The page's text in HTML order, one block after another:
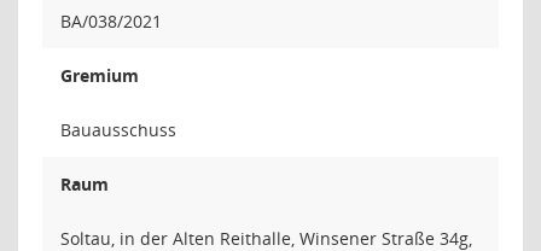
BA/038/2021
Gremium
Bauausschuss
Raum
Soltau, in der Alten Reithalle, Winsener Straße 34g,